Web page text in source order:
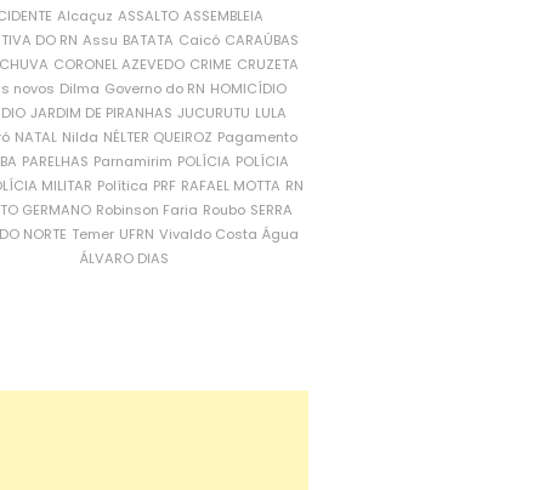
Alcaçuz ASSALTO ASSEMBLEIA
DO RN Assu BATATA Caicó CARAÚBAS
CORONEL AZEVEDO CRIME CRUZETA
novos Dilma Governo do RN HOMICÍDIO
JARDIM DE PIRANHAS JUCURUTU LULA
NATAL Nilda NÉLTER QUEIROZ Pagamento
PARELHAS Parnamirim POLÍCIA POLÍCIA
MILITAR Política PRF RAFAEL MOTTA RN
GERMANO Robinson Faria Roubo SERRA
NORTE Temer UFRN Vivaldo Costa Água
ÁLVARO DIAS